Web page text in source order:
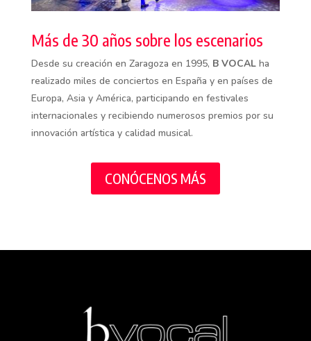
Más de 30 años sobre los escenarios
Desde su creación en Zaragoza en 1995, B VOCALha
realizado miles de conciertos en España y en países de
Europa, Asia y América, participando en festivales
internacionales y recibiendo numerosos premios por su
innovación artística y calidad musical.
CONÓCENOS MÁS